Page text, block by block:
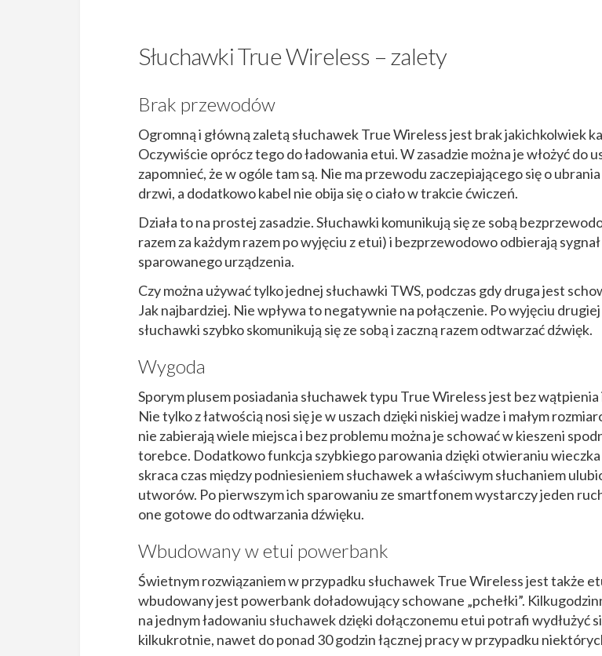
Słuchawki True Wireless – zalety
Brak przewodów
Ogromną i główną zaletą słuchawek True Wireless jest brak jakichkolwiek
Oczywiście oprócz tego do ładowania etui. W zasadzie można je włożyć do
zapomnieć, że w ogóle tam są. Nie ma przewodu zaczepiającego się o
drzwi, a dodatkowo kabel nie obija się o ciało w trakcie ćwiczeń.
Działa to na prostej zasadzie. Słuchawki komunikują się ze sobą
razem za każdym razem po wyjęciu z etui) i bezprzewodowo odbierają sygnał
sparowanego urządzenia.
Czy można używać tylko jednej słuchawki TWS, podczas gdy druga jest
Jak najbardziej. Nie wpływa to negatywnie na połączenie. Po wyjęciu drugiej
słuchawki szybko skomunikują się ze sobą i zaczną razem odtwarzać dźwięk.
Wygoda
Sporym plusem posiadania słuchawek typu True Wireless jest bez
Nie tylko z łatwością nosi się je w uszach dzięki niskiej wadze i małym
nie zabierają wiele miejsca i bez problemu można je schować w kieszeni
torebce. Dodatkowo funkcja szybkiego parowania dzięki otwieraniu
skraca czas między podniesieniem słuchawek a właściwym słuchaniem
utworów. Po pierwszym ich sparowaniu ze smartfonem wystarczy jeden
one gotowe do odtwarzania dźwięku.
Wbudowany w etui powerbank
Świetnym rozwiązaniem w przypadku słuchawek True Wireless jest także
wbudowany jest powerbank doładowujący schowane „pchełki”.
na jednym ładowaniu słuchawek dzięki dołączonemu etui potrafi wydłużyć
kilkukrotnie, nawet do ponad 30 godzin łącznej pracy w przypadku